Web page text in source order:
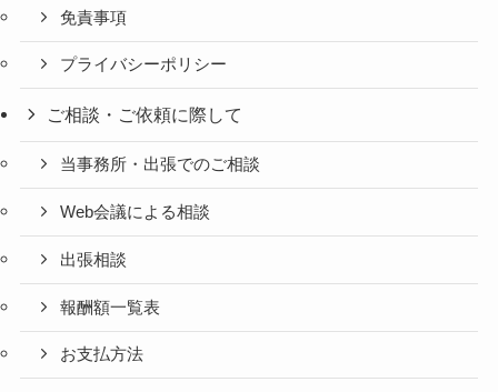
免責事項
プライバシーポリシー
ご相談・ご依頼に際して
当事務所・出張でのご相談
Web会議による相談
出張相談
報酬額一覧表
お支払方法